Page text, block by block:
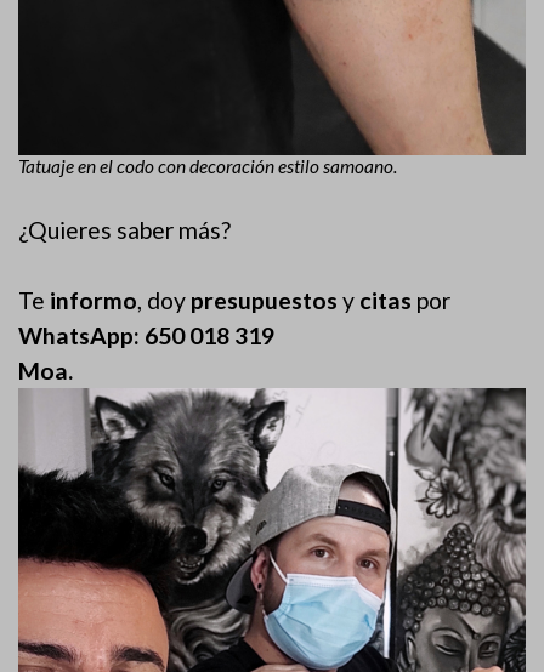
Tatuaje en el codo con decoración estilo samoano.
¿Quieres saber más?
Te informo, doy presupuestos y citas por
WhatsApp: 650 018 319
Moa.